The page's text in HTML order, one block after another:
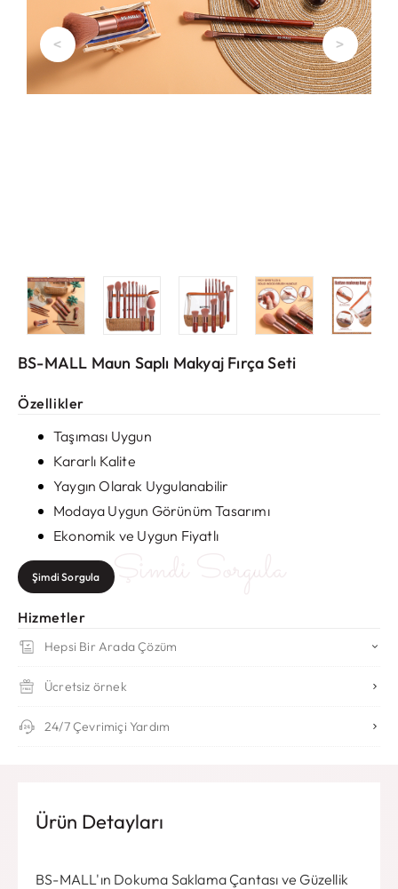
< >
BS-MALL Maun Saplı Makyaj Fırça Seti
Özellikler
Taşıması Uygun
Kararlı Kalite
Yaygın Olarak Uygulanabilir
Modaya Uygun Görünüm Tasarımı
Ekonomik ve Uygun Fiyatlı
Şimdi Sorgula Şimdi Sorgula
Hizmetler
Hepsi Bir Arada Çözüm
Ücretsiz örnek
24/7 Çevrimiçi Yardım
Ürün Detayları
BS-MALL'ın Dokuma Saklama Çantası ve Güzellik